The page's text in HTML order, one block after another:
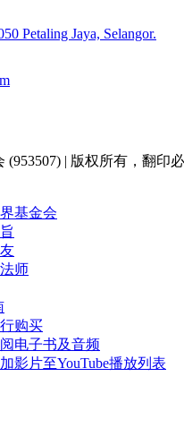
Petaling Jaya, Selangor.
(953507) | 版权所有，翻印
基金会
师
购买
电子书及音频
影片至YouTube播放列表